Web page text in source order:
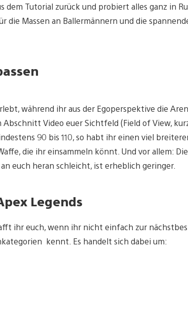
dem Tutorial zurück und probiert alles ganz in
die Massen an Ballermännern und die
während ihr aus der Egoperspektive die
Video euer Sichtfeld (Field of View,
90 bis 110, so habt ihr einen viel
die ihr einsammeln könnt. Und vor allem:
euch heran schleicht, ist erheblich geringer.
Legends
ihr euch, wenn ihr nicht einfach zur
kennt. Es handelt sich dabei um: